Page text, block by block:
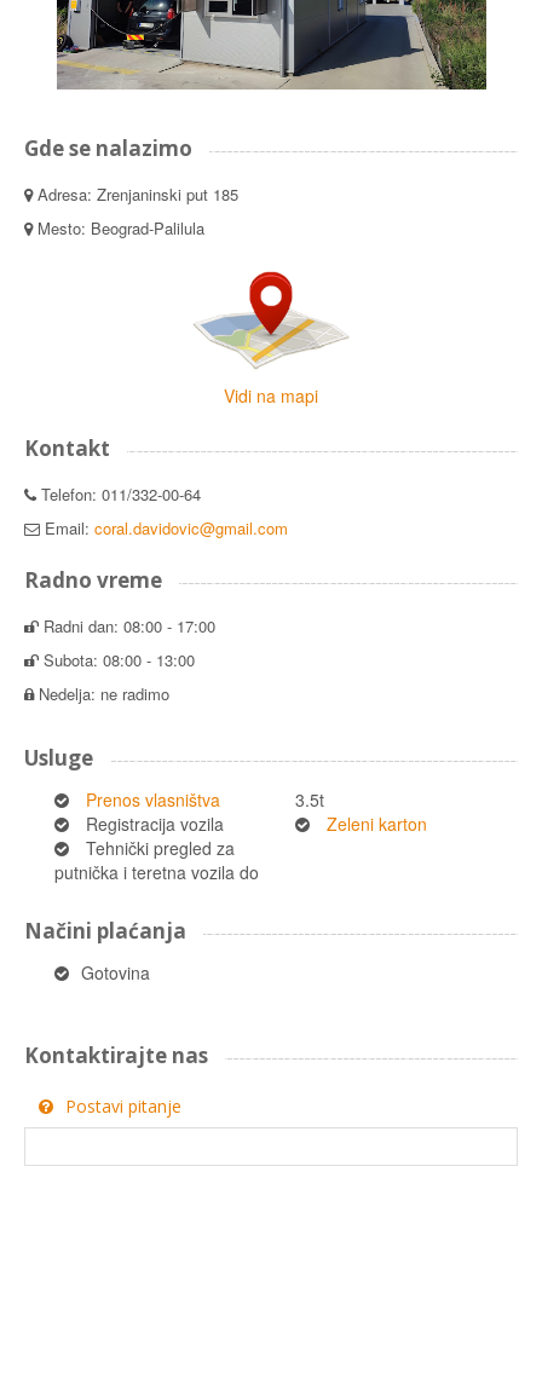
Gde se nalazimo
Adresa: Zrenjaninski put 185
Mesto: Beograd-Palilula
Vidi na mapi
Kontakt
Telefon: 011/332-00-64
Email: coral.davidovic@gmail.com
Radno vreme
Radni dan: 08:00 - 17:00
Subota: 08:00 - 13:00
Nedelja: ne radimo
Usluge
Prenos vlasništva
Registracija vozila
Tehnički pregled za
putnička i teretna vozila do
3.5t
Zeleni karton
Načini plaćanja
Gotovina
Kontaktirajte nas
Postavi pitanje